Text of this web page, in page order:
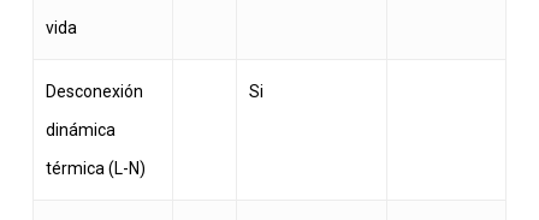
vida
Desconexión
dinámica
térmica (L-N)
Si